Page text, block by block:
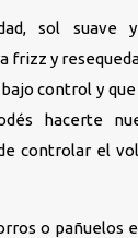
sol suave
frizz y
control y
hacerte
controlar el
o pañuelos